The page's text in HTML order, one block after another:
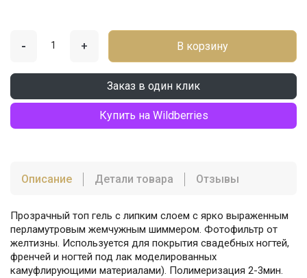
- + В корзину
Заказ в один клик
Купить на Wildberries
Описание Детали товара Отзывы
Прозрачный топ гель с липким слоем с ярко выраженным
перламутровым жемчужным шиммером. Фотофильтр от
желтизны. Используется для покрытия свадебных ногтей,
френчей и ногтей под лак моделированных
камуфлирующими материалами). Полимеризация 2-3мин.